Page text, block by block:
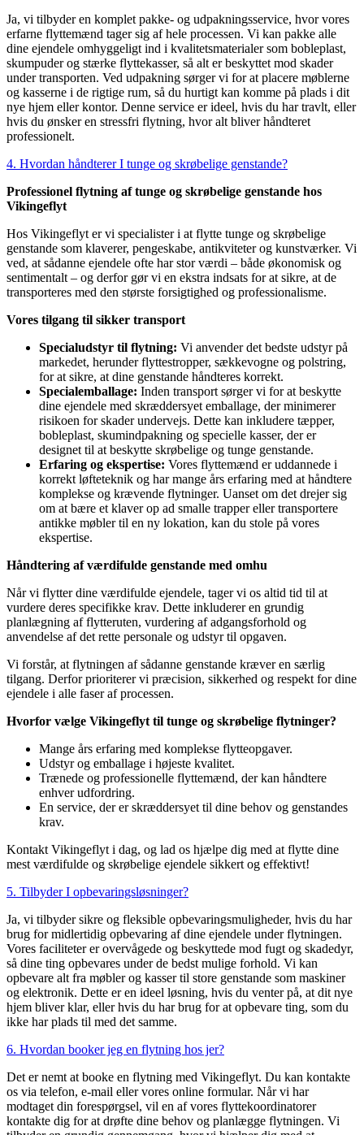
Ja, vi tilbyder en komplet pakke- og udpakningsservice, hvor vores
erfarne flyttemænd tager sig af hele processen. Vi kan pakke alle
dine ejendele omhyggeligt ind i kvalitetsmaterialer som bobleplast,
skumpuder og stærke flyttekasser, så alt er beskyttet mod skader
under transporten. Ved udpakning sørger vi for at placere møblerne
og kasserne i de rigtige rum, så du hurtigt kan komme på plads i dit
nye hjem eller kontor. Denne service er ideel, hvis du har travlt, eller
hvis du ønsker en stressfri flytning, hvor alt bliver håndteret
professionelt.
4. Hvordan håndterer I tunge og skrøbelige genstande?
Professionel flytning af tunge og skrøbelige genstande hos
Vikingeflyt
Hos Vikingeflyt er vi specialister i at flytte tunge og skrøbelige
genstande som klaverer, pengeskabe, antikviteter og kunstværker. Vi
ved, at sådanne ejendele ofte har stor værdi – både økonomisk og
sentimentalt – og derfor gør vi en ekstra indsats for at sikre, at de
transporteres med den største forsigtighed og professionalisme.
Vores tilgang til sikker transport
Specialudstyr til flytning: Vi anvender det bedste udstyr på
markedet, herunder flyttestropper, sækkevogne og polstring,
for at sikre, at dine genstande håndteres korrekt.
Specialemballage: Inden transport sørger vi for at beskytte
dine ejendele med skræddersyet emballage, der minimerer
risikoen for skader undervejs. Dette kan inkludere tæpper,
bobleplast, skumindpakning og specielle kasser, der er
designet til at beskytte skrøbelige og tunge genstande.
Erfaring og ekspertise: Vores flyttemænd er uddannede i
korrekt løfteteknik og har mange års erfaring med at håndtere
komplekse og krævende flytninger. Uanset om det drejer sig
om at bære et klaver op ad smalle trapper eller transportere
antikke møbler til en ny lokation, kan du stole på vores
ekspertise.
Håndtering af værdifulde genstande med omhu
Når vi flytter dine værdifulde ejendele, tager vi os altid tid til at
vurdere deres specifikke krav. Dette inkluderer en grundig
planlægning af flytteruten, vurdering af adgangsforhold og
anvendelse af det rette personale og udstyr til opgaven.
Vi forstår, at flytningen af sådanne genstande kræver en særlig
tilgang. Derfor prioriterer vi præcision, sikkerhed og respekt for dine
ejendele i alle faser af processen.
Hvorfor vælge Vikingeflyt til tunge og skrøbelige flytninger?
Mange års erfaring med komplekse flytteopgaver.
Udstyr og emballage i højeste kvalitet.
Trænede og professionelle flyttemænd, der kan håndtere
enhver udfordring.
En service, der er skræddersyet til dine behov og genstandes
krav.
Kontakt Vikingeflyt i dag, og lad os hjælpe dig med at flytte dine
mest værdifulde og skrøbelige ejendele sikkert og effektivt!
5. Tilbyder I opbevaringsløsninger?
Ja, vi tilbyder sikre og fleksible opbevaringsmuligheder, hvis du har
brug for midlertidig opbevaring af dine ejendele under flytningen.
Vores faciliteter er overvågede og beskyttede mod fugt og skadedyr,
så dine ting opbevares under de bedst mulige forhold. Vi kan
opbevare alt fra møbler og kasser til store genstande som maskiner
og elektronik. Dette er en ideel løsning, hvis du venter på, at dit nye
hjem bliver klar, eller hvis du har brug for at opbevare ting, som du
ikke har plads til med det samme.
6. Hvordan booker jeg en flytning hos jer?
Det er nemt at booke en flytning med Vikingeflyt. Du kan kontakte
os via telefon, e-mail eller vores online formular. Når vi har
modtaget din forespørgsel, vil en af vores flyttekoordinatorer
kontakte dig for at drøfte dine behov og planlægge flytningen. Vi